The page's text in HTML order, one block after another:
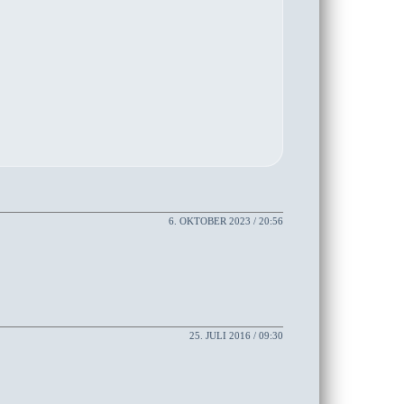
6. OKTOBER 2023 / 20:56
25. JULI 2016 / 09:30